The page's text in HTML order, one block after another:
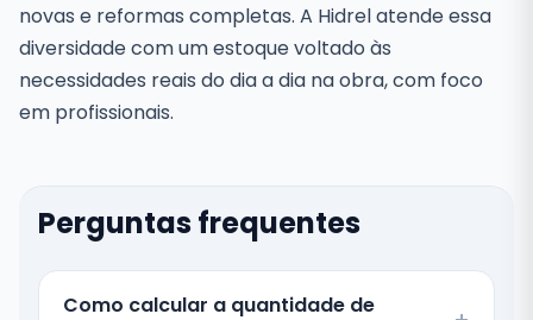
novas e reformas completas. A Hidrel atende essa
diversidade com um estoque voltado às
necessidades reais do dia a dia na obra, com foco
em profissionais.
Perguntas frequentes
Como calcular a quantidade de